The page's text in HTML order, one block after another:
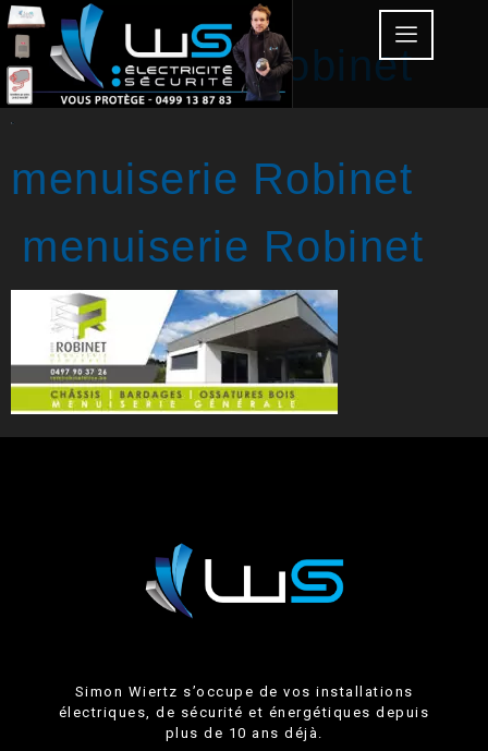
menuiserie Robinet
menuiserie Robinet
menuiserie Robinet
Simon Wiertz s’occupe de vos installations
électriques, de sécurité et énergétiques depuis
plus de 10 ans déjà.